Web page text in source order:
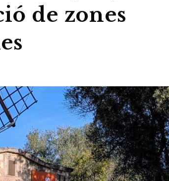
de zones